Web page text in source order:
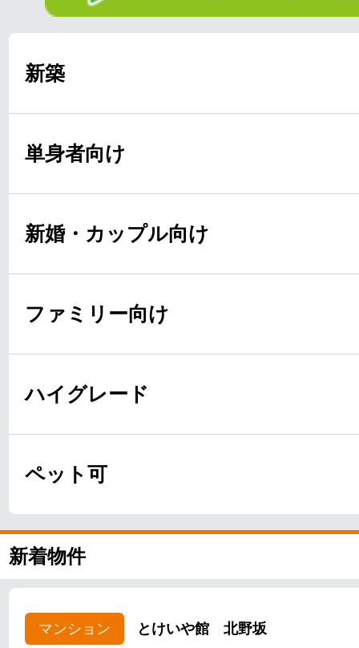
新築
単身者向け
新婚・カップル向け
ファミリー向け
ハイグレード
ペット可
新着物件
マンション とけいや館 北野坂